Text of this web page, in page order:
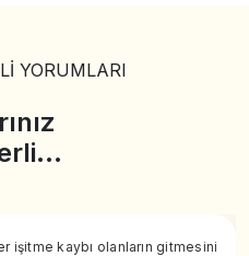
YORUMLARI
işitme kaybı olanların gitmesini